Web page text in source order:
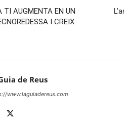
TI AUGMENTA EN UN
I CREIX
de Reus
www.laguiadereus.com